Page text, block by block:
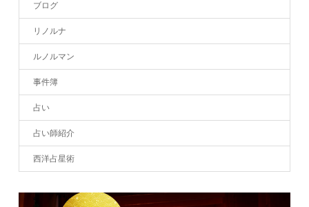
ブログ
リノルナ
ルノルマン
事件簿
占い
占い師紹介
西洋占星術